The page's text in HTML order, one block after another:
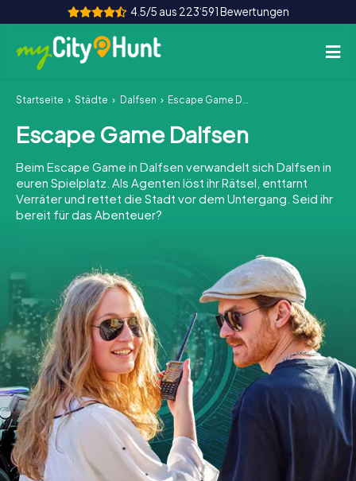
4.5/5 aus 223‘591 Bewertungen
So funktioniert's
Städte
Touren
Teamevent
INT AT CH
DE
ES
FR UK
IE
IT
NL
Tickets buchen
Gutscheine bestellen
Startseite Städte Dalfsen Escape Game Dalfsen
Escape Game Dalfsen
Beim Escape Game in Dalfsen verwandelt sich Dalfsen in
euren Spielplatz. Als Agenten löst ihr Rätsel, enttarnt
Verräter und rettet die Stadt vor dem Untergang. Seid ihr
bereit für das Abenteuer?